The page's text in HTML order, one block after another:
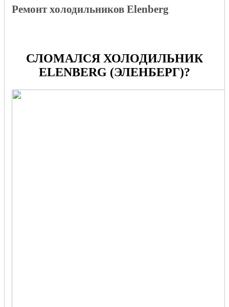
Ремонт холодильников Elenberg
СЛОМАЛСЯ ХОЛОДИЛЬНИК
ELENBERG (ЭЛЕНБЕРГ)?